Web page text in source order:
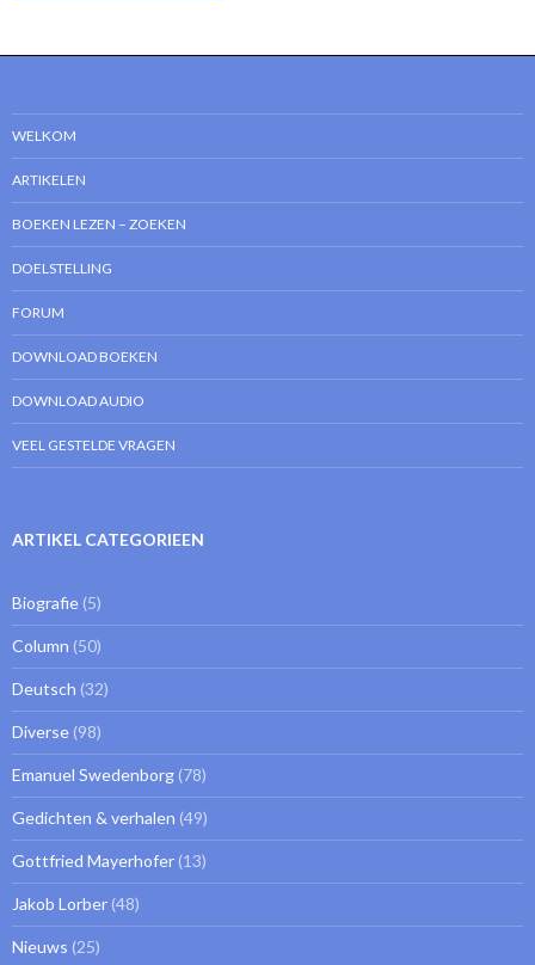
WELKOM
ARTIKELEN
BOEKEN LEZEN – ZOEKEN
DOELSTELLING
FORUM
DOWNLOAD BOEKEN
DOWNLOAD AUDIO
VEEL GESTELDE VRAGEN
ARTIKEL CATEGORIEEN
Biografie (5)
Column (50)
Deutsch (32)
Diverse (98)
Emanuel Swedenborg (78)
Gedichten & verhalen (49)
Gottfried Mayerhofer (13)
Jakob Lorber (48)
Nieuws (25)